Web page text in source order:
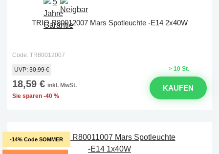
TRIO R80012007 Mars Spotleuchte -E14 2x40W
Code: TR80012007
> 10 St.
UVP: 30,99 €
18,59 € inkl. MwSt.
Sie sparen -40 %
KAUFEN
-14% Code SOMMER